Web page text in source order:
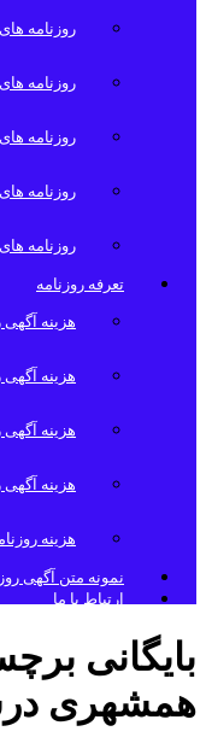
روزنامه
روزنامه
روزنامه
روزنامه
روزنامه
تعرفه روزنامه
هزینه آگهی
هزینه آگهی
هزینه آگهی
هزینه
هزینه
نمونه متن آگهی
ارتباط با ما
بایگانی
همشهری